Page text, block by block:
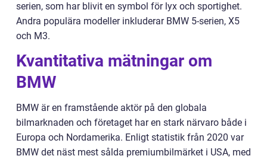
serien, som har blivit en symbol för lyx och sportighet.
Andra populära modeller inkluderar BMW 5-serien, X5
och M3.
Kvantitativa mätningar om
BMW
BMW är en framstående aktör på den globala
bilmarknaden och företaget har en stark närvaro både i
Europa och Nordamerika. Enligt statistik från 2020 var
BMW det näst mest sålda premiumbilmärket i USA, med